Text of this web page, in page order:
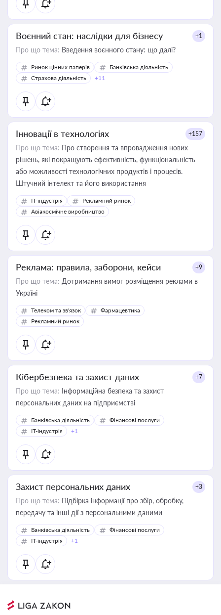
Воєнний стан: наслідки для бізнесу +1
Про що тема: Введення воєнного стану: що далі?
Ринок цінних паперів
Банківська діяльність
Страхова діяльність
+11
Інновації в технологіях +157
Про що тема: Про створення та впровадження нових
рішень, які покращують ефективність, функціональність
або можливості технологічних продуктів і процесів.
Штучний інтелект та його використання
IT-індустрія
Рекламний ринок
Авіакосмічне виробництво
Реклама: правила, заборони, кейси +9
Про що тема: Дотримання вимог розміщення реклами в
Україні
Телеком та зв'язок
Фармацевтика
Рекламний ринок
Кібербезпека та захист даних +7
Про що тема: Інформаційна безпека та захист
персональних даних на підприємстві
Банківська діяльність
Фінансові послуги
IT-індустрія
+1
Захист персональних даних +3
Про що тема: Підбірка інформації про збір, обробку,
передачу та інші дії з персональними даними
Банківська діяльність
Фінансові послуги
IT-індустрія
+1